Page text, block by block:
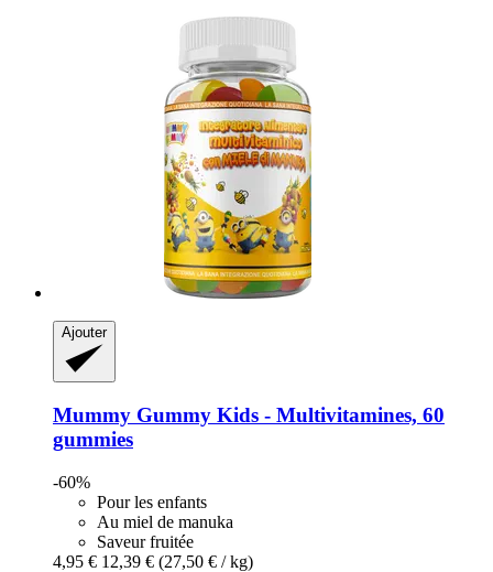
Ajouter
Mummy Gummy Kids -​ Multivitamines, 60
gummies
-60%
Pour les enfants
Au miel de manuka
Saveur fruitée
4,95 € 12,39 € (27,50 € / kg)